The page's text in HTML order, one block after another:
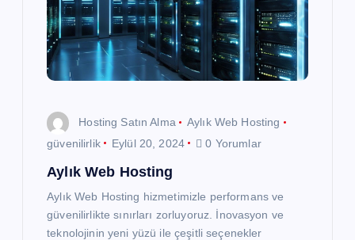
Hosting Satın Alma
Aylık Web Hosting
güvenilirlik
Eylül 20, 2024 0 Yorumlar
Aylık Web Hosting
Aylık Web Hosting hizmetimizle performans ve
güvenilirlikte sınırları zorluyoruz. İnovasyon ve
teknolojinin yeni yüzü ile çeşitli seçenekler